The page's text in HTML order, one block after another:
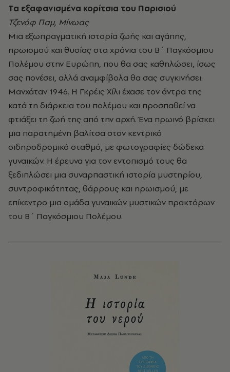
Τα εξαφανισμένα κορίτσια του Παρισιού
Τζενόφ Παμ, Μίνωας
Μια εξωπραγματική ιστορία ζωής και αγάπης,
ηρωισμού και θυσίας στα χρόνια του Β΄ Παγκόσμιου
Πολέμου στην Ευρώπη, που θα σας καθηλώσει, ίσως
σας πονέσει, αλλά αναμφίβολα θα σας συγκινήσει:
Μανχάταν 1946. Η Γκρέις Χίλι έχασε τον άντρα της
κατά τη διάρκεια του πολέμου και προσπαθεί να
φτιάξει τη ζωή της από την αρχή. Ένα πρωινό βρίσκει
μια παρατημένη βαλίτσα στον κεντρικό
σιδηροδρομικό σταθμό, με φωτογραφίες δώδεκα
γυναικών. Η έρευνα για τον εντοπισμό τους θα
ξεδιπλώσει μια συναρπαστική ιστορία μυστηρίου,
συντροφικότητας, θάρρους και ηρωισμού, με
επίκεντρο μια ομάδα γυναικών μυστικών πρακτόρων
του Β΄ Παγκόσμιου Πολέμου.